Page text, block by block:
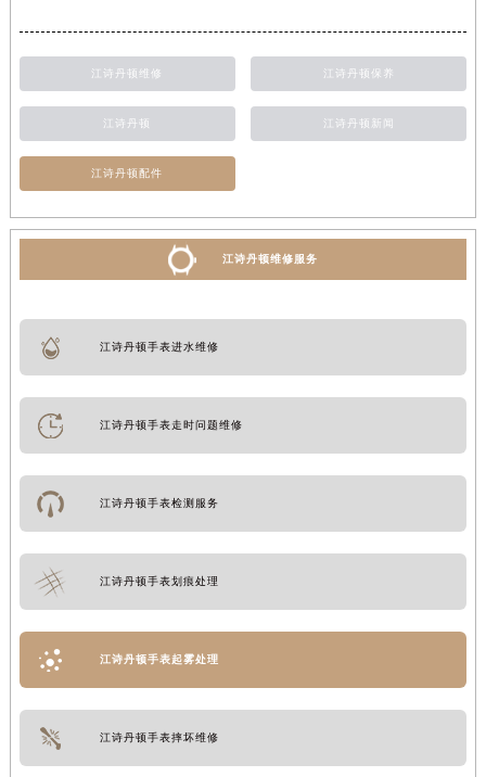
江诗丹顿维修 江诗丹顿保养
江诗丹顿 江诗丹顿新闻
江诗丹顿配件
江诗丹顿维修服务
江诗丹顿手表进水维修
江诗丹顿手表走时问题维修
江诗丹顿手表检测服务
江诗丹顿手表划痕处理
江诗丹顿手表起雾处理
江诗丹顿手表摔坏维修